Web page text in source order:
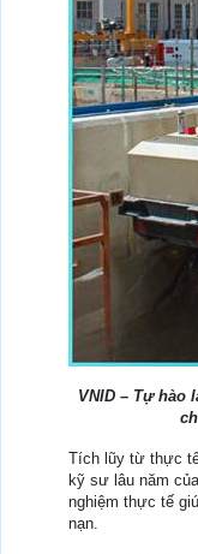
VNID – Tự hào
Tích lũy từ thực
kỹ sư lâu năm
nghiệm thực tế
nạn.